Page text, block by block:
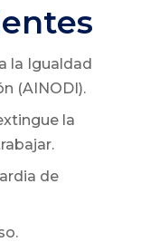
la Igualdad
(AINODI).
la
de